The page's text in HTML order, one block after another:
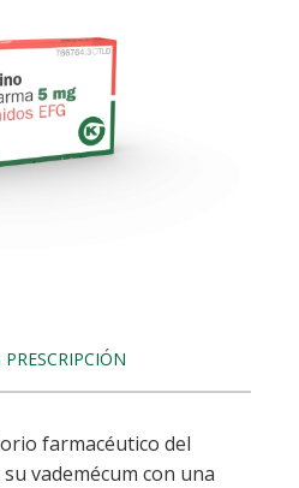
farmacéutico del
vademécum con una